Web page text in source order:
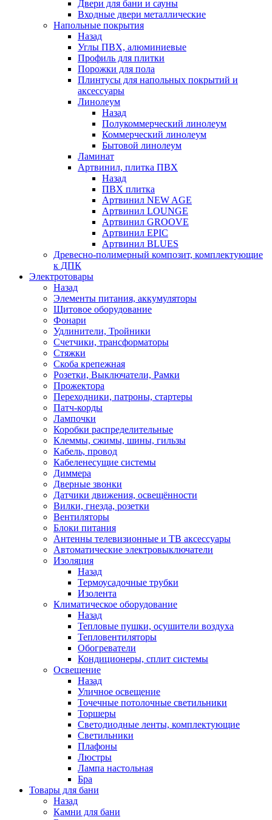
Двери для бани и сауны
Входные двери металлические
Напольные покрытия
Назад
Углы ПВХ, алюминиевые
Профиль для плитки
Порожки для пола
Плинтусы для напольных покрытий и
аксессуары
Линолеум
Назад
Полукоммерческий линолеум
Коммерческий линолеум
Бытовой линолеум
Ламинат
Артвинил, плитка ПВХ
Назад
ПВХ плитка
Артвинил NEW AGE
Артвинил LOUNGE
Артвинил GROOVE
Артвинил EPIC
Артвинил BLUES
Древесно-полимерный композит, комплектующие
к ДПК
Электротовары
Назад
Элементы питания, аккумуляторы
Щитовое оборудование
Фонари
Удлинители, Тройники
Счетчики, трансформаторы
Стяжки
Скоба крепежная
Розетки, Выключатели, Рамки
Прожектора
Переходники, патроны, стартеры
Патч-корды
Лампочки
Коробки распределительные
Клеммы, сжимы, шины, гильзы
Кабель, провод
Кабеленесущие системы
Диммера
Дверные звонки
Датчики движения, освещённости
Вилки, гнезда, розетки
Вентиляторы
Блоки питания
Антенны телевизионные и ТВ аксессуары
Автоматические электровыключатели
Изоляция
Назад
Термоусадочные трубки
Изолента
Климатическое оборудование
Назад
Тепловые пушки, осушители воздуха
Тепловентиляторы
Обогреватели
Кондиционеры, сплит системы
Освещение
Назад
Уличное освещение
Точечные потолочные светильники
Торшеры
Светодиодные ленты, комплектующие
Светильники
Плафоны
Люстры
Лампа настольная
Бра
Товары для бани
Назад
Камни для бани